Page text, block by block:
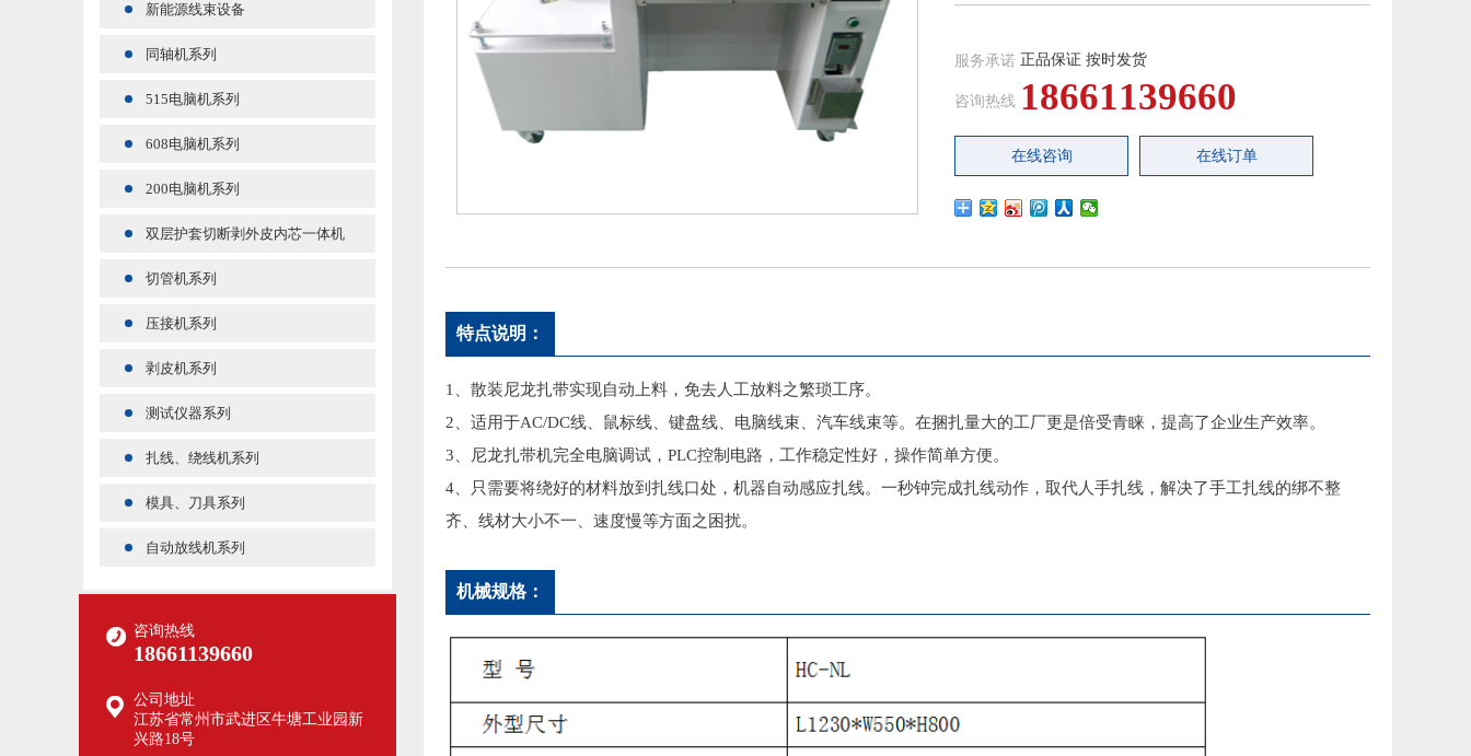
新能源线束设备
同轴机系列
515电脑机系列
608电脑机系列
200电脑机系列
双层护套切断剥外皮内芯一体机
切管机系列
压接机系列
剥皮机系列
测试仪器系列
扎线、绕线机系列
模具、刀具系列
自动放线机系列
咨询热线
18661139660
公司地址
江苏省常州市武进区牛塘工业园新
兴路18号
服务承诺 正品保证 按时发货
咨询热线 18661139660
在线咨询 在线订单
特点说明：
1、散装尼龙扎带实现自动上料，免去人工放料之繁琐工序。
2、适用于AC/DC线、鼠标线、键盘线、电脑线束、汽车线束等。在捆扎量大的工厂更是倍受青睐，提高了企业生产效率。
3、尼龙扎带机完全电脑调试，PLC控制电路，工作稳定性好，操作简单方便。
4、只需要将绕好的材料放到扎线口处，机器自动感应扎线。一秒钟完成扎线动作，取代人手扎线，解决了手工扎线的绑不整
齐、线材大小不一、速度慢等方面之困扰。
机械规格：